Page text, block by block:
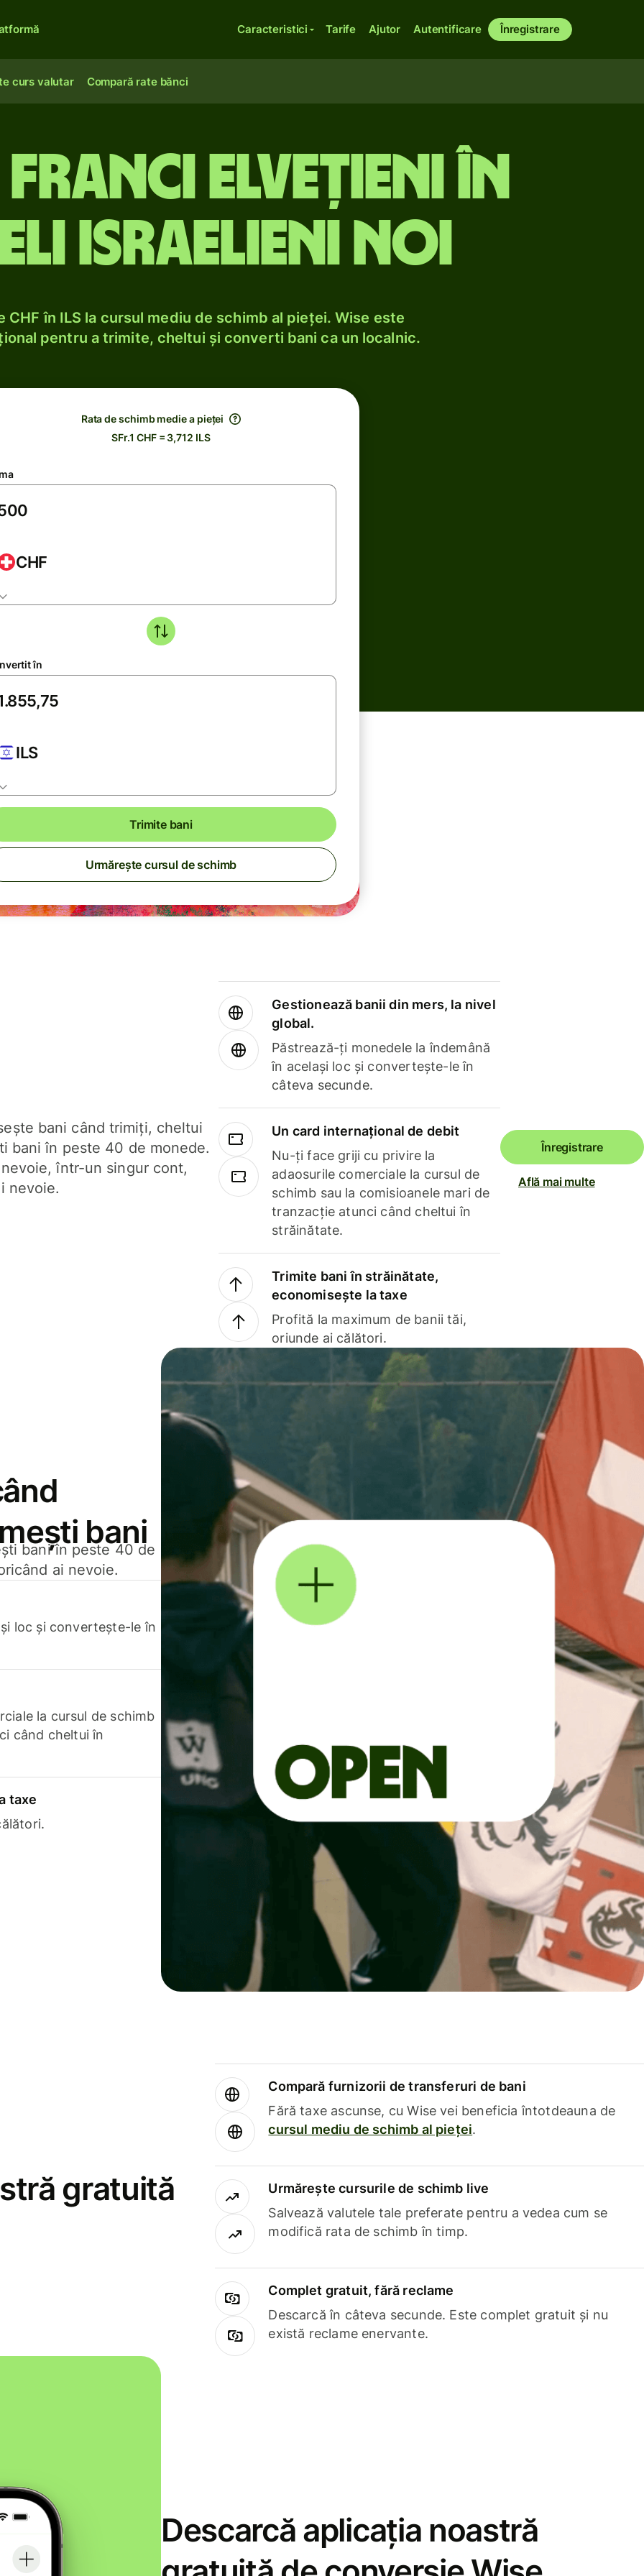
Caracteristici Tarife Ajutor Autentificare Înregistrare
curs valutar Compară rate bănci
franci elvețieni în
israelieni noi
CHF în ILS la cursul mediu de schimb al pieței. Wise este
pentru a trimite, cheltui și converti bani ca un localnic.
Rata de schimb medie a pieței
SFr.1 CHF = 3,712 ILS
CHF
în
ILS
Trimite bani
Urmărește cursul de schimb
bani când trimiți, cheltui
bani în peste 40 de monede.
într-un singur cont,
nevoie.
Gestionează banii din mers, la nivel
global.
Păstrează-ți monedele la îndemână
în același loc și convertește-le în
câteva secunde.
Un card internațional de debit
Nu-ți face griji cu privire la
adaosurile comerciale la cursul de
schimb sau la comisioanele mari de
tranzacție atunci când cheltui în
străinătate.
Trimite bani în străinătate,
economisește la taxe
Profită la maximum de banii tăi,
oriunde ai călători.
Înregistrare
Află mai multe
bani
bani în peste 40 de
ai nevoie.
loc și convertește-le în
la cursul de schimb
când cheltui în
taxe
gratuită
Compară furnizorii de transferuri de bani
Fără taxe ascunse, cu Wise vei beneficia întotdeauna de
cursul mediu de schimb al pieței.
Urmărește cursurile de schimb live
Salvează valutele tale preferate pentru a vedea cum se
modifică rata de schimb în timp.
Complet gratuit, fără reclame
Descarcă în câteva secunde. Este complet gratuit și nu
există reclame enervante.
Descarcă aplicația noastră